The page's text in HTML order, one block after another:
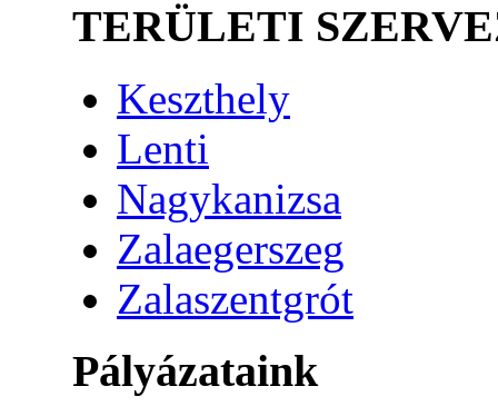
TERÜLETI
Keszthely
Lenti
Nagykanizsa
Zalaegerszeg
Zalaszentgrót
Pályázataink